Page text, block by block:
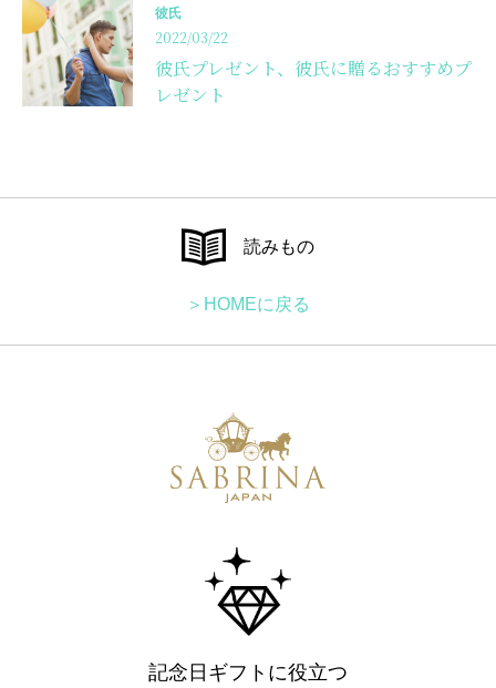
彼氏
2022/03/22
彼氏プレゼント、彼氏に贈るおすすめプ
レゼント
読みもの
＞HOMEに戻る
記念日ギフトに役立つ